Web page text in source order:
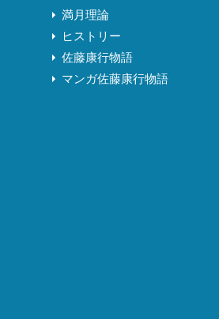
満月理論
ヒストリー
佐藤康行物語
マンガ佐藤康行物語